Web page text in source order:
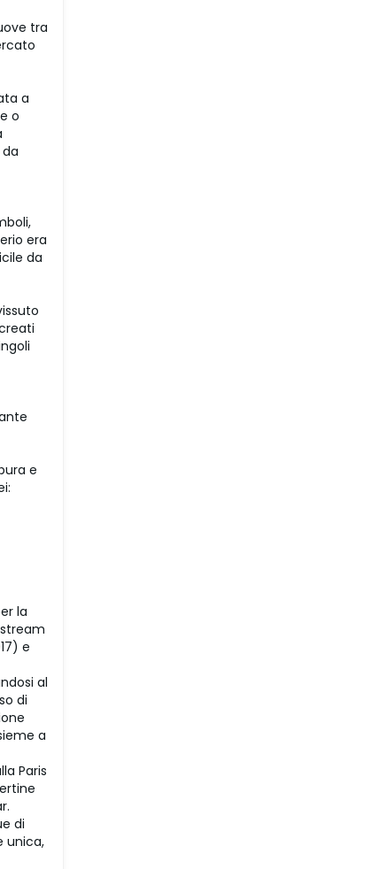
tra
a
o
era
da
e
la
e
al
di
a
Paris
di
unica,